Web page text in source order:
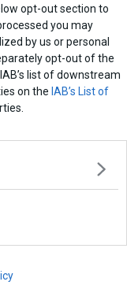
opt-out section to
you may
by us or personal
opt-out of the
list of downstream
on the IAB’s List of